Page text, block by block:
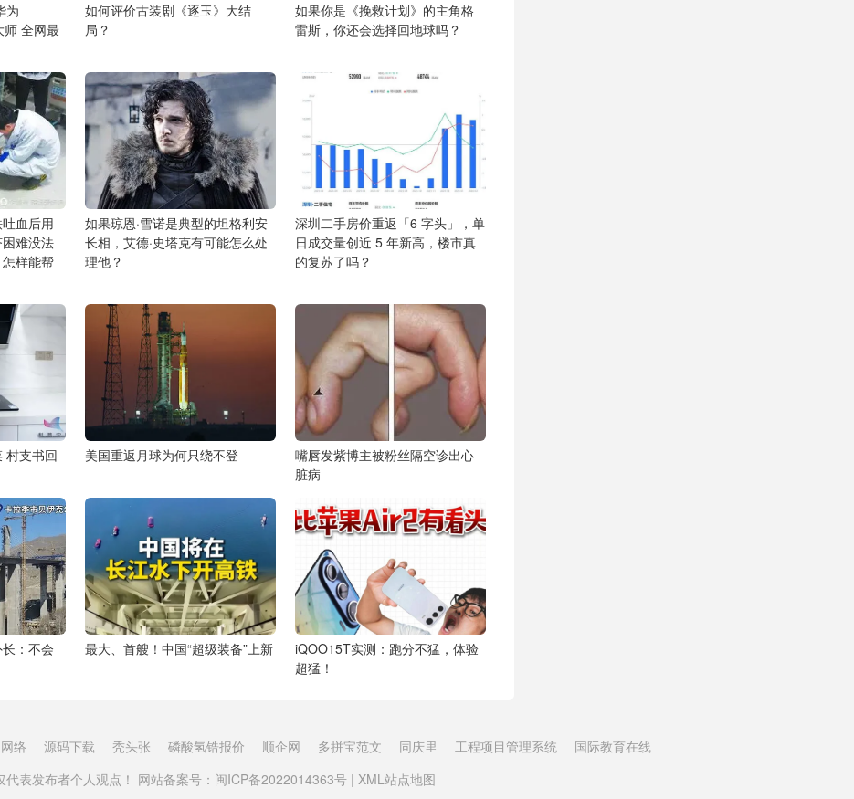
为
师 全网最
如何评价古装剧《逐玉》大结
局？
如果你是《挽救计划》的主角格
雷斯，你还会选择回地球吗？
血后用
难没法
样能帮
如果琼恩·雪诺是典型的坦格利安
长相，艾德·史塔克有可能怎么处
理他？
深圳二手房价重返「6 字头」，单
日成交量创近 5 年新高，楼市真
的复苏了吗？
村支书回
美国重返月球为何只绕不登
嘴唇发紫博主被粉丝隔空诊出心
脏病
：不会
最大、首艘！中国“超级装备”上新
iQOO15T实测：跑分不猛，体验
超猛！
络 源码下载 秃头张 磷酸氢锆报价 顺企网 多拼宝范文 同庆里 工程项目管理系统
国际教育在线
表发布者个人观点！ 网站备案号： 闽ICP备2022014363号 | XML站点地图